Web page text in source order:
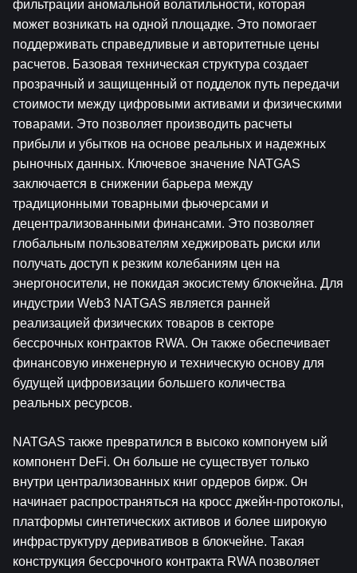
фильтрации аномальной волатильности, которая
может возникать на одной площадке. Это помогает
поддерживать справедливые и авторитетные цены
расчетов. Базовая техническая структура создает
прозрачный и защищенный от подделок путь передачи
стоимости между цифровыми активами и физическими
товарами. Это позволяет производить расчеты
прибыли и убытков на основе реальных и надежных
рыночных данных. Ключевое значение NATGAS
заключается в снижении барьера между
традиционными товарными фьючерсами и
децентрализованными финансами. Это позволяет
глобальным пользователям хеджировать риски или
получать доступ к резким колебаниям цен на
энергоносители, не покидая экосистему блокчейна. Для
индустрии Web3 NATGAS является ранней
реализацией физических товаров в секторе
бессрочных контрактов RWA. Он также обеспечивает
финансовую инженерную и техническую основу для
будущей цифровизации большего количества
реальных ресурсов.
NATGAS также превратился в высоко компонуем ый
компонент DeFi. Он больше не существует только
внутри централизованных книг ордеров бирж. Он
начинает распространяться на кросс джейн-протоколы,
платформы синтетических активов и более широкую
инфраструктуру деривативов в блокчейне. Такая
конструкция бессрочного контракта RWA позволяет